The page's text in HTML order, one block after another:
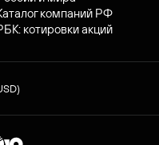
компаний РФ
котировки акций